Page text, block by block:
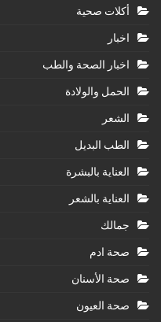
أكلات صحية
اخبار
اخبار الصحة والطب
الحمل والولادة
الشعر
الطب البديل
العناية بالبشرة
العناية بالشعر
جمالك
صحة ادم
صحة الأسنان
صحة العيون